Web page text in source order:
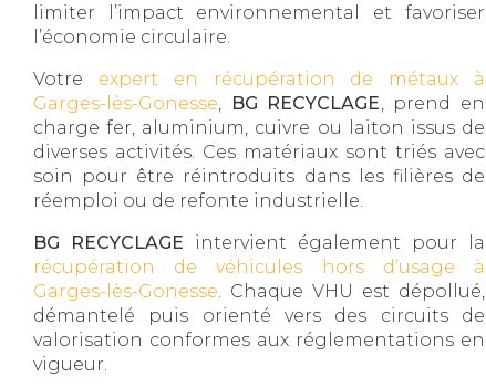
limiter l’impact environnemental et favoriser
l’économie circulaire.
Votre expert en récupération de métaux à
Garges-lès-Gonesse, BG RECYCLAGE, prend en
charge fer, aluminium, cuivre ou laiton issus de
diverses activités. Ces matériaux sont triés avec
soin pour être réintroduits dans les filières de
réemploi ou de refonte industrielle.
BG RECYCLAGE intervient également pour la
récupération de véhicules hors d’usage à
Garges-lès-Gonesse. Chaque VHU est dépollué,
démantelé puis orienté vers des circuits de
valorisation conformes aux réglementations en
vigueur.